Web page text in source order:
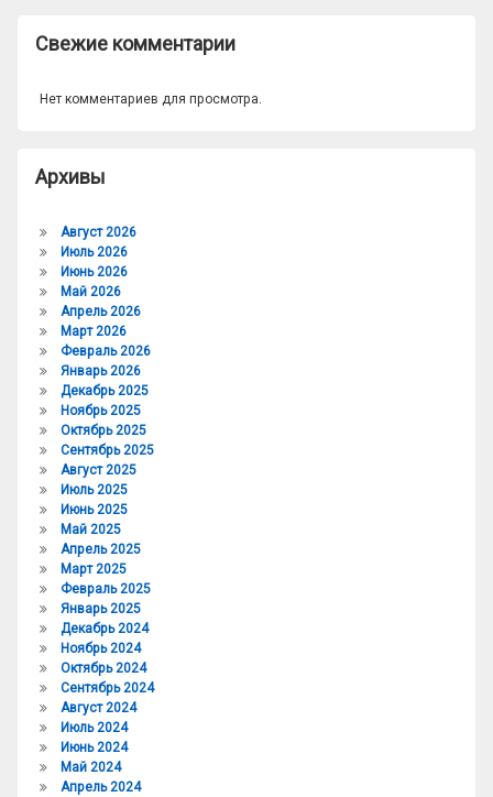
Свежие комментарии
Нет комментариев для просмотра.
Архивы
Август 2026
Июль 2026
Июнь 2026
Май 2026
Апрель 2026
Март 2026
Февраль 2026
Январь 2026
Декабрь 2025
Ноябрь 2025
Октябрь 2025
Сентябрь 2025
Август 2025
Июль 2025
Июнь 2025
Май 2025
Апрель 2025
Март 2025
Февраль 2025
Январь 2025
Декабрь 2024
Ноябрь 2024
Октябрь 2024
Сентябрь 2024
Август 2024
Июль 2024
Июнь 2024
Май 2024
Апрель 2024